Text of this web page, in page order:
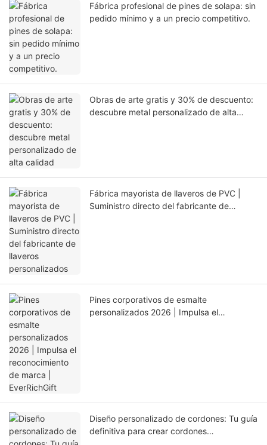
Fábrica profesional de pines de solapa: sin
pedido mínimo y a un precio competitivo.
Obras de arte gratis y 30% de descuento:
descubre metal personalizado de alta
Fábrica mayorista de llaveros de PVC |
Suministro directo del fabricante de
Pines corporativos de esmalte
personalizados 2026 | Impulsa el
Diseño personalizado de cordones: Tu guía
definitiva para crear cordones